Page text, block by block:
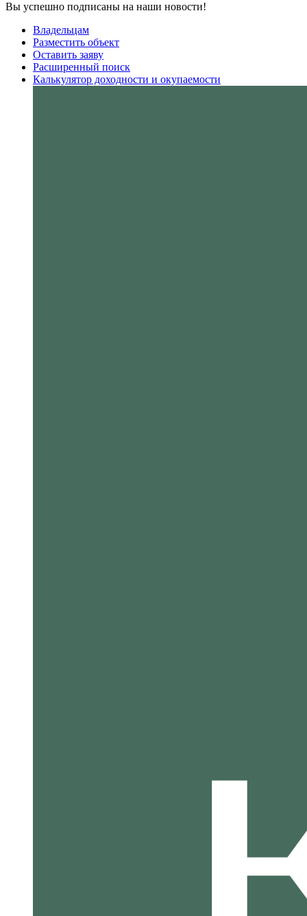
Вы успешно подписаны на наши новости!
Владельцам
Разместить объект
Оставить заяву
Расширенный поиск
Калькулятор доходности и окупаемости